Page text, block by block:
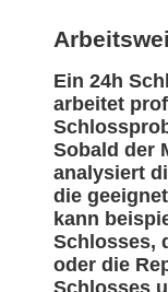
Ein 24h
arbeitet
Sobald der
analysiert
die
kann
Schlosses,
oder die